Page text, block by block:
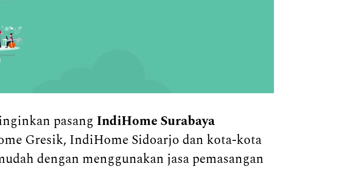
pasang IndiHome Surabaya
Gresik, IndiHome Sidoarjo dan kota-kota
dengan menggunakan jasa pemasangan